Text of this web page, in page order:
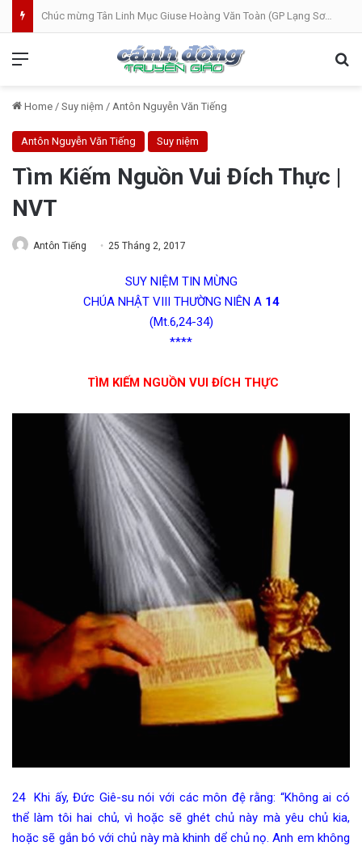
Chúc mừng Tân Linh Mục Giuse Hoàng Văn Toàn (GP Lạng Sơn và Cao Bằng)
Home / Suy niệm / Antôn Nguyễn Văn Tiếng
Antôn Nguyễn Văn Tiếng Suy niệm
Tìm Kiếm Nguồn Vui Đích Thực |
NVT
Antôn Tiếng 25 Tháng 2, 2017
SUY NIỆM TIN MỪNG
CHÚA NHẬT VIII THƯỜNG NIÊN A 14
(Mt.6,24-34)
****
TÌM KIẾM NGUỒN VUI ĐÍCH THỰC
24 Khi ấy, Đức Giê-su nói với các môn đệ rằng: “Không ai có
thể làm tôi hai chủ, vì hoặc sẽ ghét chủ này mà yêu chủ kia,
hoặc sẽ gắn bó với chủ này mà khinh dể chủ nọ. Anh em không